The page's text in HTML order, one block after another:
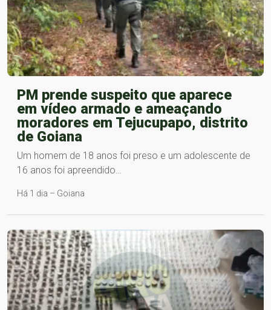
PM prende suspeito que aparece
em vídeo armado e ameaçando
moradores em Tejucupapo, distrito
de Goiana
Um homem de 18 anos foi preso e um adolescente de
16 anos foi apreendido…
Há 1 dia – Goiana